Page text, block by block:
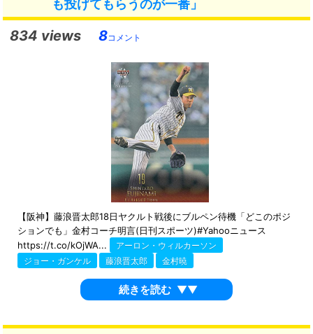
も投げてもらうのが一番」
834 views 8コメント
【阪神】藤浪晋太郎18日ヤクルト戦後にブルペン待機「どこのポジ
ションでも」金村コーチ明言(日刊スポーツ)#Yahooニュース
https://t.co/kOjWA...
アーロン・ウィルカーソン
ジョー・ガンケル
藤浪晋太郎 金村暁
続きを読む ▼▼